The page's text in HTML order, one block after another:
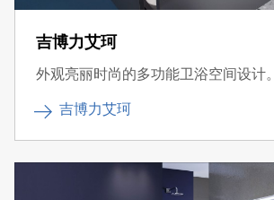
吉博力艾珂
外观亮丽时尚的多功能卫浴空间设计。
吉博力艾珂